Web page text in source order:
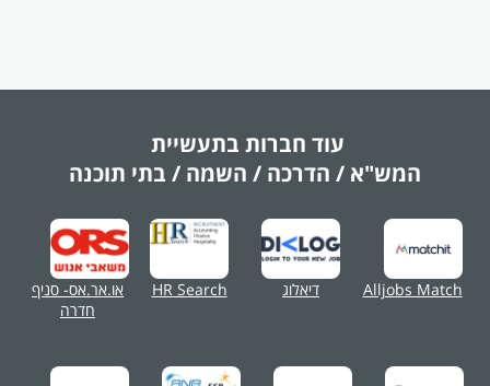
עוד חברות בתעשיית
המש"א / הדרכה / השמה / בתי תוכנה
Alljobs Match דיאלוג HR Search
או.אר.אס- סניף
חדרה